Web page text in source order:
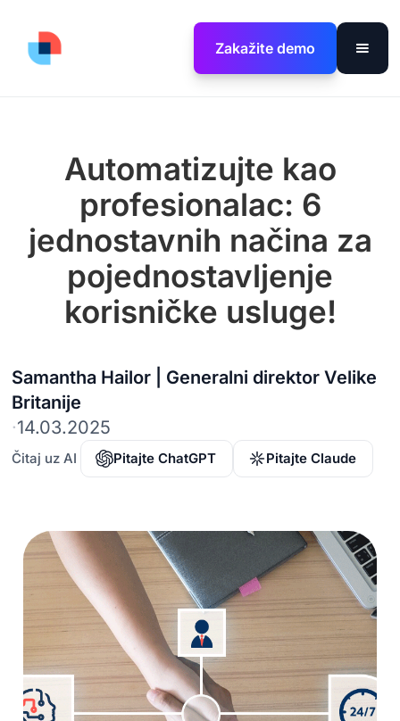
Zakažite demo
Automatizujte kao
profesionalac: 6
jednostavnih načina za
pojednostavljenje
korisničke usluge!
Samantha Hailor | Generalni direktor Velike
Britanije
·14.03.2025
Čitaj uz AI Pitajte ChatGPT Pitajte Claude